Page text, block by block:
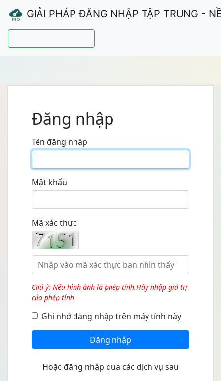
GIẢI PHÁP ĐĂNG NHẬP TẬP TRUNG -
Đăng nhập
Tên đăng nhập
Mật khẩu
Mã xác thực
Chú ý: Nếu hình ảnh là phép tính.Hãy nhập giá trị
của phép tính
Ghi nhớ đăng nhập trên máy tính này
Đăng nhập
Hoặc đăng nhập qua các dịch vụ sau